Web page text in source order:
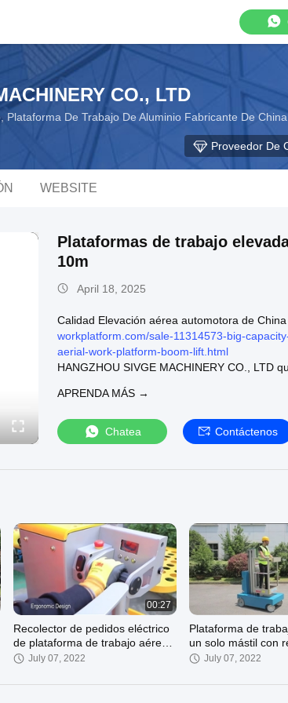
CO., LTD
Plataforma De Trabajo De Aluminio Fabricante De China
Proveedor De
WEBSITE
Plataformas de trabajo
10m
April 18, 2025
Calidad Elevación aérea automotora de China
workplatform.com/sale-11314573-big-
aerial-work-platform-boom-lift.html
HANGZHOU SIVGE MACHINERY CO., LTD
Plataforma aérea de trabajo :
plataforma de trabajo de aluminio :https://
183300-aluminum-work-platform
APRENDA MÁS →
Chatea Contáctenos
00:27
Recolector de pedidos eléctrico
de plataforma de trabajo aéreo
con elevación vertical de un solo
July 07, 2022
Plataforma de
un solo mástil con
cerezas eléctrico
July 07, 2022